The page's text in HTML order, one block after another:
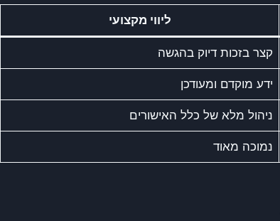
ליווי מקצועי
קצר בזכות דיוק בהגשה
ידע מוקדם ומעודכן
ניהול מלא של כלל האישורים
נמוכה מאוד